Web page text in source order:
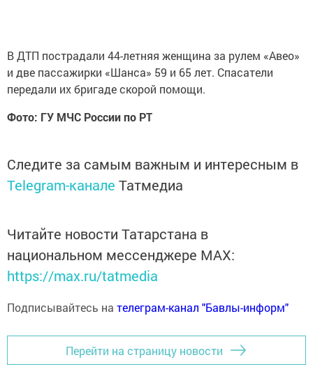
В ДТП пострадали 44-летняя женщина за рулем «Авео»
и две пассажирки «Шанса» 59 и 65 лет. Спасатели
передали их бригаде скорой помощи.
Фото: ГУ МЧС России по РТ
Следите за самым важным и интересным в
Telegram-канале Татмедиа
Читайте новости Татарстана в
национальном мессенджере MАХ:
https://max.ru/tatmedia
Подписывайтесь на телеграм-канал "Бавлы-информ"
Перейти на страницу новости